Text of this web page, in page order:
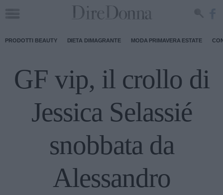
PRODOTTI BEAUTY DIETA DIMAGRANTE MODA PRIMAVERA ESTATE
GF vip, il crollo di
Jessica Selassié
snobbata da
Alessandro